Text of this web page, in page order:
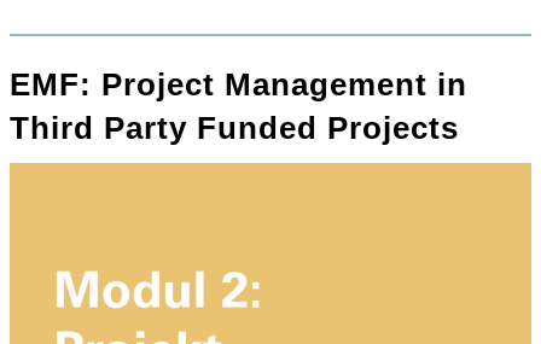
EMF: Project Management in
Third Party Funded Projects